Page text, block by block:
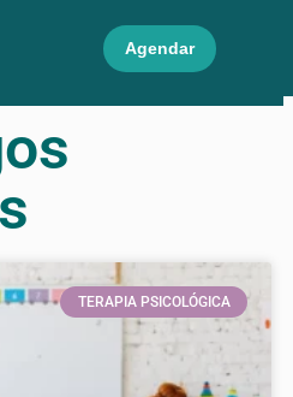
Agendar
TERAPIA PSICOLÓGICA